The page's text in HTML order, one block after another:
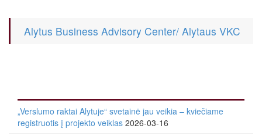
Alytus Business Advisory Center/ Alytaus VKC
„Verslumo raktai Alytuje“ svetainė jau veikia – kviečiame
registruotis į projekto veiklas 2026-03-16